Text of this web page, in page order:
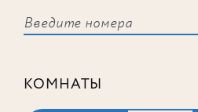
КОМНАТЫ
соответствует